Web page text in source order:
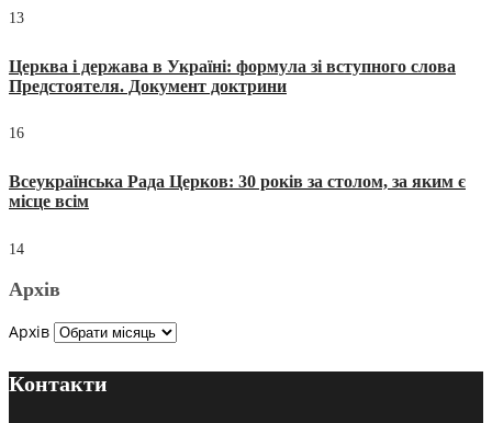
13
Церква і держава в Україні: формула зі вступного слова
Предстоятеля. Документ доктрини
16
Всеукраїнська Рада Церков: 30 років за столом, за яким є
місце всім
14
Архів
Архів
Контакти